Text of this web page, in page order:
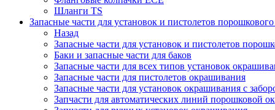
Шланги TS
Запасные части для установок и пистолетов
Назад
Запасные части для установок и пистолетов
Баки и запасные части для баков
Запасные части для всех типов установок
Запасные части для пистолетов окрашивания
Запасные части для установок окрашивания с
Запчасти для автоматических линий порошковой